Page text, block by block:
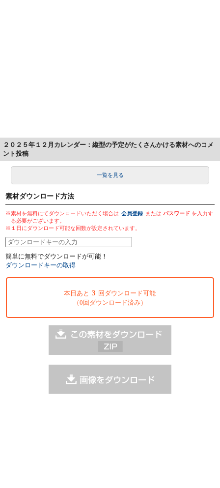
２０２５年１２月カレンダー：縦型の予定がたくさんかける素材へのコメ
ント投稿
一覧を見る
素材ダウンロード方法
※素材を無料にてダウンロードいただく場合は 会員登録 またはパスワード を入力す
る必要がございます。
※１日にダウンロード可能な回数が設定されています。
簡単に無料でダウンロードが可能！
ダウンロードキーの取得
本日あと 3 回ダウンロード可能
（0回ダウンロード済み）